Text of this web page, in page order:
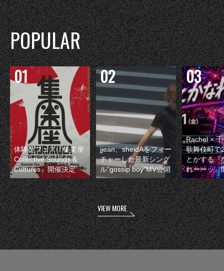
POPULAR
体験型フェス『集楽座
Collective Sounds &
Cultures』開催決定
jjean、sheidAをフィー
チャーした最新シング
ル“gossip boy”MV公開
Rachel ×
歌舞伎町で
とかする『
れーーッ』
VIEW MORE